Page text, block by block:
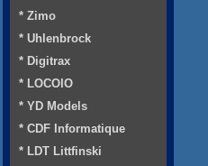
* Zimo
* Uhlenbrock
* Digitrax
* LOCOIO
* YD Models
* CDF Informatique
* LDT Littfinski